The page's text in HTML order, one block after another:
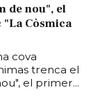
de nou", el
Còsmica
cova
trenca el
el primer...